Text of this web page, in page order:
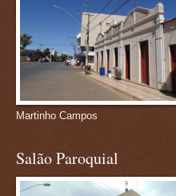
Martinho Campos
Salão Paroquial